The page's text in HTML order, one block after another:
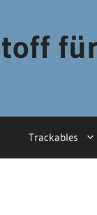
Trackables